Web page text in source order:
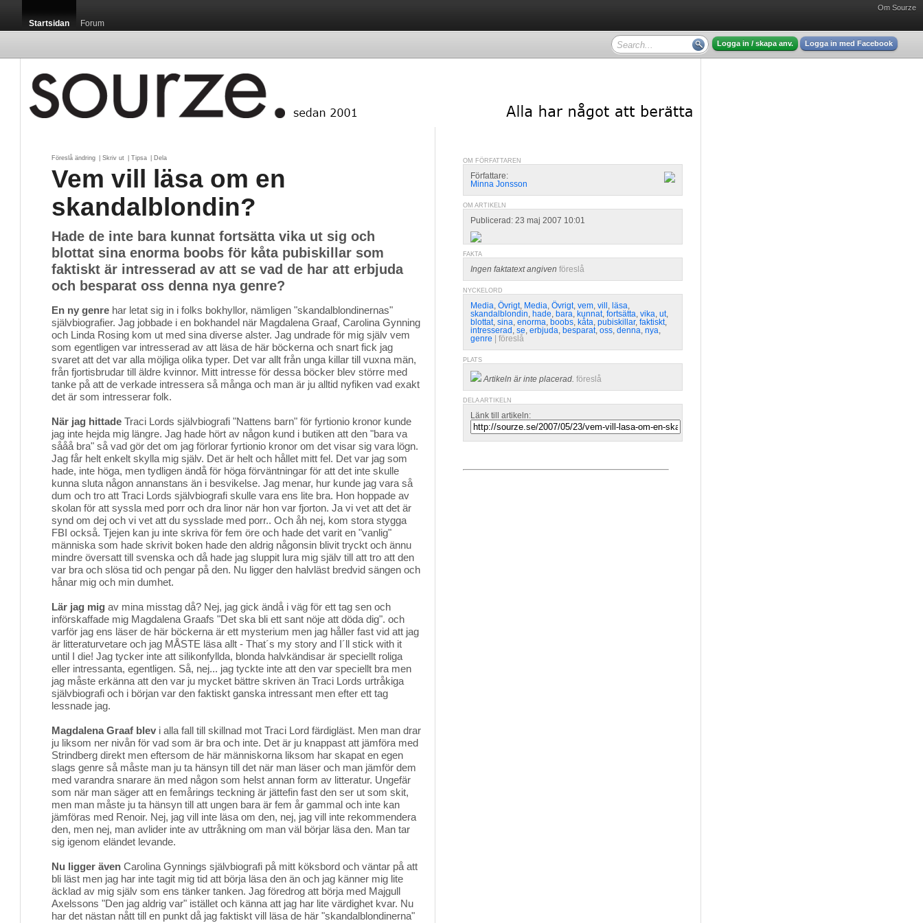
Om Sourze
Startsidan Forum
Logga in / skapa anv. Logga in med Facebook
Föreslå ändring Skriv ut Tipsa Dela
Vem vill läsa om en
skandalblondin?
Hade de inte bara kunnat fortsätta vika ut sig och
blottat sina enorma boobs för kåta pubiskillar som
faktiskt är intresserad av att se vad de har att erbjuda
och besparat oss denna nya genre?
En ny genre har letat sig in i folks bokhyllor, nämligen "skandalblondinernas"
självbiografier. Jag jobbade i en bokhandel när Magdalena Graaf, Carolina Gynning
och Linda Rosing kom ut med sina diverse alster. Jag undrade för mig själv vem
som egentligen var intresserad av att läsa de här böckerna och snart fick jag
svaret att det var alla möjliga olika typer. Det var allt från unga killar till vuxna män,
från fjortisbrudar till äldre kvinnor. Mitt intresse för dessa böcker blev större med
tanke på att de verkade intressera så många och man är ju alltid nyfiken vad exakt
det är som intresserar folk.
När jag hittade Traci Lords självbiografi "Nattens barn" för fyrtionio kronor kunde
jag inte hejda mig längre. Jag hade hört av någon kund i butiken att den "bara va
sååå bra" så vad gör det om jag förlorar fyrtionio kronor om det visar sig vara lögn.
Jag får helt enkelt skylla mig själv. Det är helt och hållet mitt fel. Det var jag som
hade, inte höga, men tydligen ändå för höga förväntningar för att det inte skulle
kunna sluta någon annanstans än i besvikelse. Jag menar, hur kunde jag vara så
dum och tro att Traci Lords självbiografi skulle vara ens lite bra. Hon hoppade av
skolan för att syssla med porr och dra linor när hon var fjorton. Ja vi vet att det är
synd om dej och vi vet att du sysslade med porr.. Och åh nej, kom stora stygga
FBI också. Tjejen kan ju inte skriva för fem öre och hade det varit en "vanlig"
människa som hade skrivit boken hade den aldrig någonsin blivit tryckt och ännu
mindre översatt till svenska och då hade jag sluppit lura mig själv till att tro att den
var bra och slösa tid och pengar på den. Nu ligger den halvläst bredvid sängen och
hånar mig och min dumhet.
Lär jag mig av mina misstag då? Nej, jag gick ändå i väg för ett tag sen och
införskaffade mig Magdalena Graafs "Det ska bli ett sant nöje att döda dig". och
varför jag ens läser de här böckerna är ett mysterium men jag håller fast vid att jag
är litteraturvetare och jag MÅSTE läsa allt - That´s my story and I´ll stick with it
until I die! Jag tycker inte att silikonfyllda, blonda halvkändisar är speciellt roliga
eller intressanta, egentligen. Så, nej... jag tyckte inte att den var speciellt bra men
jag måste erkänna att den var ju mycket bättre skriven än Traci Lords urtråkiga
självbiografi och i början var den faktiskt ganska intressant men efter ett tag
lessnade jag.
Magdalena Graaf blev i alla fall till skillnad mot Traci Lord färdigläst. Men man drar
ju liksom ner nivån för vad som är bra och inte. Det är ju knappast att jämföra med
Strindberg direkt men eftersom de här människorna liksom har skapat en egen
slags genre så måste man ju ta hänsyn till det när man läser och man jämför dem
med varandra snarare än med någon som helst annan form av litteratur. Ungefär
som när man säger att en femårings teckning är jättefin fast den ser ut som skit,
men man måste ju ta hänsyn till att ungen bara är fem år gammal och inte kan
jämföras med Renoir. Nej, jag vill inte läsa om den, nej, jag vill inte rekommendera
den, men nej, man avlider inte av uttråkning om man väl börjar läsa den. Man tar
sig igenom eländet levande.
Nu ligger även Carolina Gynnings självbiografi på mitt köksbord och väntar på att
bli läst men jag har inte tagit mig tid att börja läsa den än och jag känner mig lite
äcklad av mig själv som ens tänker tanken. Jag föredrog att börja med Majgull
Axelssons "Den jag aldrig var" istället och känna att jag har lite värdighet kvar. Nu
har det nästan nått till en punkt då jag faktiskt vill läsa de här "skandalblondinerna"
OM FÖRFATTAREN
Författare:
Minna Jonsson
OM ARTIKELN
Publicerad: 23 maj 2007 10:01
FAKTA
Ingen faktatext angiven föreslå
NYCKELORD
Media, Övrigt, Media, Övrigt, vem, vill , läsa,
skandalblondin, hade, bara, kunnat, fortsätta, vika, ut,
blottat, sina, enorma, boobs, kåta, pubiskillar, faktiskt,
intresserad , se, erbjuda, besparat, oss, denna, nya,
genre
föreslå
PLATS
Artikeln är inte placerad. föreslå
DELA ARTIKELN
Länk till artikeln: